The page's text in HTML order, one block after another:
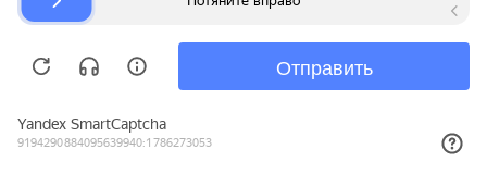
© bibinet.ru - система поиска запчастей,
Copyright 2010-2026 Все права защищены